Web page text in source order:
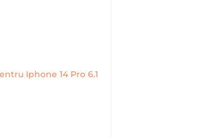
Iphone 14 Pro 6.1